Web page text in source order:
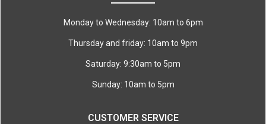
Monday to Wednesday: 10am to 6pm
Thursday and friday: 10am to 9pm
Saturday: 9:30am to 5pm
Sunday: 10am to 5pm
CUSTOMER SERVICE